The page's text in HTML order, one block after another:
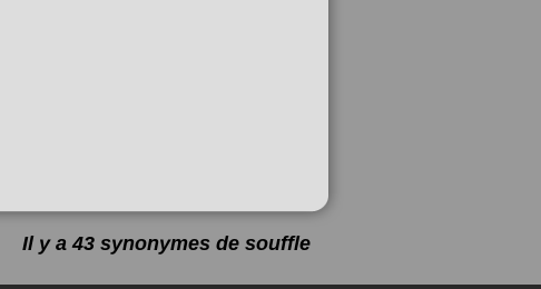
Il y a 43 synonymes de souffle